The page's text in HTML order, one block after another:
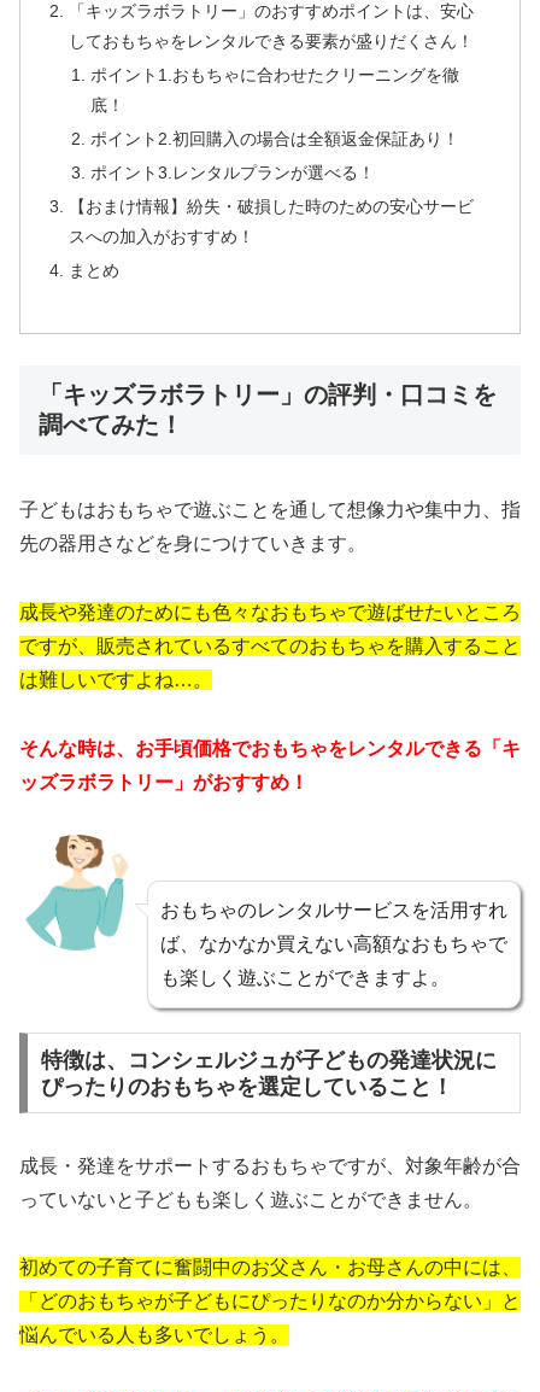
「キッズラボラトリー」のおすすめポイントは、安心
しておもちゃをレンタルできる要素が盛りだくさん！
ポイント1.おもちゃに合わせたクリーニングを徹
底！
ポイント2.初回購入の場合は全額返金保証あり！
ポイント3.レンタルプランが選べる！
【おまけ情報】紛失・破損した時のための安心サービ
スへの加入がおすすめ！
まとめ
「キッズラボラトリー」の評判・口コミを
調べてみた！
子どもはおもちゃで遊ぶことを通して想像力や集中力、指
先の器用さなどを身につけていきます。
成長や発達のためにも色々なおもちゃで遊ばせたいところ
ですが、販売されているすべてのおもちゃを購入すること
は難しいですよね…。
そんな時は、お手頃価格でおもちゃをレンタルできる「キ
ッズラボラトリー」がおすすめ！
おもちゃのレンタルサービスを活用すれ
ば、なかなか買えない高額なおもちゃで
も楽しく遊ぶことができますよ。
特徴は、コンシェルジュが子どもの発達状況に
ぴったりのおもちゃを選定していること！
成長・発達をサポートするおもちゃですが、対象年齢が合
っていないと子どもも楽しく遊ぶことができません。
初めての子育てに奮闘中のお父さん・お母さんの中には、
「どのおもちゃが子どもにぴったりなのか分からない」と
悩んでいる人も多いでしょう。